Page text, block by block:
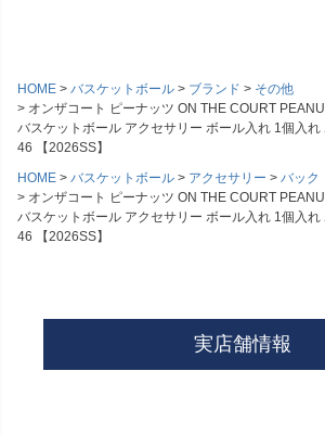
HOME バスケットボール ブランド
その他
オンザコート ピーナッツ ON THE COURT
バスケットボール アクセサリー ボール入れ 1個入
46 【2026SS】
HOME
バスケットボール アクセサリー
バック
オンザコート ピーナッツ ON THE COURT
バスケットボール アクセサリー ボール入れ 1個入
46 【2026SS】
実店舗情報